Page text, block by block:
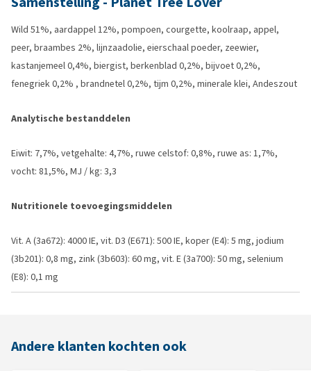
Wild 51%, aardappel 12%, pompoen, courgette, koolraap, appel,
peer, braambes 2%, lijnzaadolie, eierschaal poeder, zeewier,
kastanjemeel 0,4%, biergist, berkenblad 0,2%, bijvoet 0,2%,
fenegriek 0,2% , brandnetel 0,2%, tijm 0,2%, minerale klei, Andeszout
Analytische bestanddelen
Eiwit: 7,7%, vetgehalte: 4,7%, ruwe celstof: 0,8%, ruwe as: 1,7%,
vocht: 81,5%, MJ / kg: 3,3
Nutritionele toevoegingsmiddelen
Vit. A (3a672): 4000 IE, vit. D3 (E671): 500 IE, koper (E4): 5 mg, jodium
(3b201): 0,8 mg, zink (3b603): 60 mg, vit. E (3a700): 50 mg, selenium
(E8): 0,1 mg
Andere klanten kochten ook